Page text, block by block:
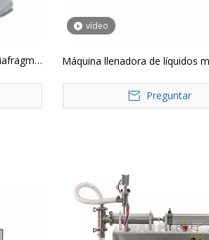
de
vídeo
Máquina llenadora de líquidos
cuantitativa, jugo, botella de
Preguntar